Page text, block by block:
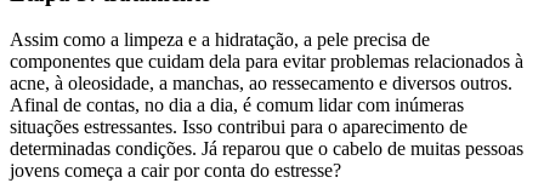
Assim como a limpeza e a hidratação, a pele precisa de
componentes que cuidam dela para evitar problemas relacionados à
acne, à oleosidade, a manchas, ao ressecamento e diversos outros.
Afinal de contas, no dia a dia, é comum lidar com inúmeras
situações estressantes. Isso contribui para o aparecimento de
determinadas condições. Já reparou que o cabelo de muitas pessoas
jovens começa a cair por conta do estresse?